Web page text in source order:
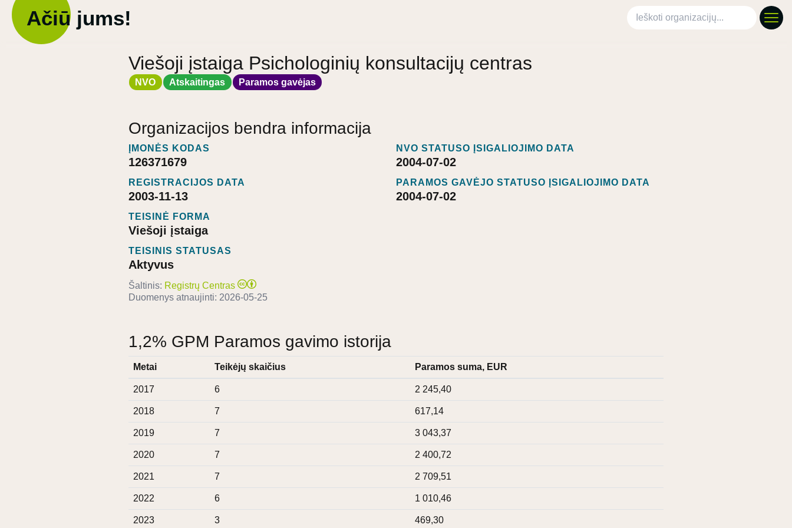
Ačiū jums! Ieškoti organizacijų
Viešoji įstaiga Psichologinių konsultacijų centras
NVO Atskaitingas Paramos gavėjas
Organizacijos bendra informacija
ĮMONĖS KODAS
126371679
REGISTRACIJOS DATA
2003-11-13
TEISINĖ FORMA
Viešoji įstaiga
TEISINIS STATUSAS
Aktyvus
NVO STATUSO ĮSIGALIOJIMO DATA
2004-07-02
PARAMOS GAVĖJO STATUSO ĮSIGALIOJIMO DATA
2004-07-02
Šaltinis: Registrų Centras
Duomenys atnaujinti: 2026-05-25
1,2% GPM Paramos gavimo istorija
Metai Teikėjų skaičius Paramos suma, EUR
2017 6 2 245,40
2018 7 617,14
2019 7 3 043,37
2020 7 2 400,72
2021 7 2 709,51
2022 6 1 010,46
2023 3 469,30